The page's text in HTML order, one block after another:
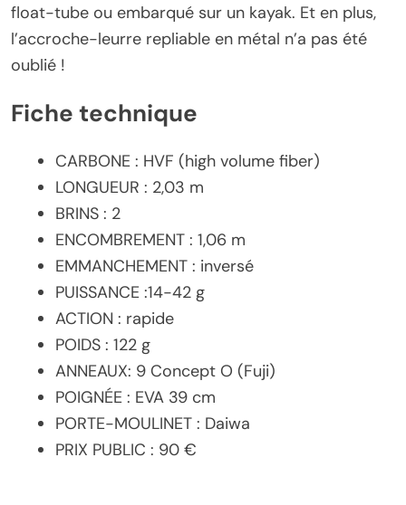
float-tube ou embarqué sur un kayak. Et en plus,
l’accroche-leurre repliable en métal n’a pas été
oublié !
Fiche technique
CARBONE : HVF (high volume fiber)
LONGUEUR : 2,03 m
BRINS : 2
ENCOMBREMENT : 1,06 m
EMMANCHEMENT : inversé
PUISSANCE :14-42 g
ACTION : rapide
POIDS : 122 g
ANNEAUX: 9 Concept O (Fuji)
POIGNÉE : EVA 39 cm
PORTE-MOULINET : Daiwa
PRIX PUBLIC : 90 €